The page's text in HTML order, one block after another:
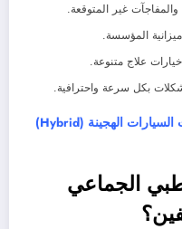
غير المتوقعة.
المؤسسة.
علاج متنوعة.
بكل سرعة واحترافية.
التطورات الجديدة في تقنيات السيارات الهجينة (Hybrid)
الجماعي